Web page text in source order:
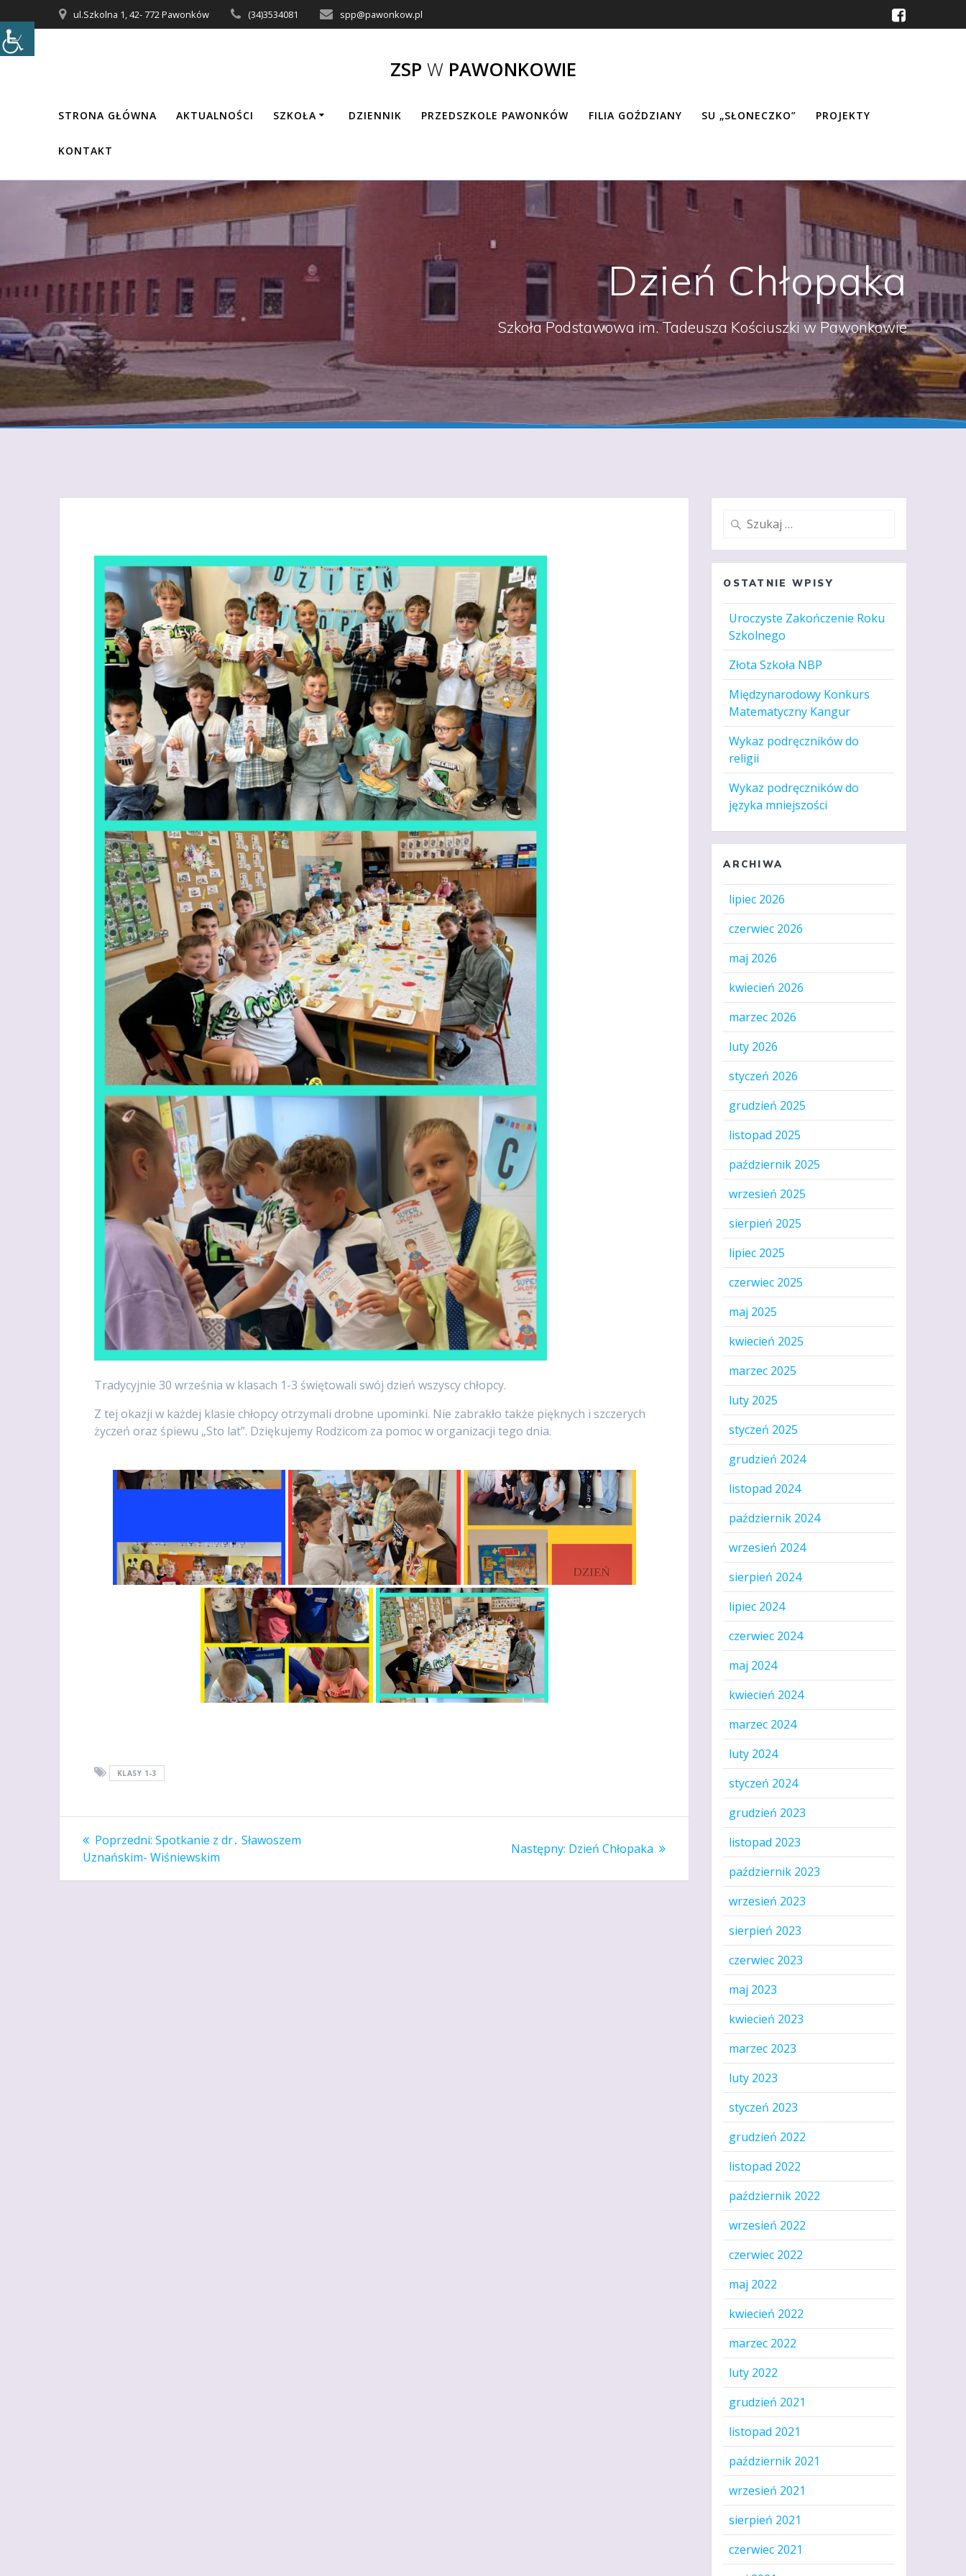
do
treści
ul.Szkolna 1, 42- 772 Pawonków (34)3534081 spp@pawonkow.pl
ZSP W PAWONKOWIE
STRONA GŁÓWNA AKTUALNOŚCI SZKOŁA DZIENNIK PRZEDSZKOLE PAWONKÓW FILIA GOŹDZIANY SU „SŁONECZKO” PROJEKTY
KONTAKT
Dzień Chłopaka
Szkoła Podstawowa im. Tadeusza Kościuszki w Pawonkowie
Tradycyjnie 30 września w klasach 1-3 świętowali swój dzień wszyscy chłopcy.
Ztej okazji w każdej klasie chłopcy otrzymali drobne upominki. Nie zabrakło także pięknych i szczerych
życzeń oraz śpiewu „Sto lat”. Dziękujemy Rodzicom za pomoc w organizacji tego dnia.
KLASY 1-3
Nawigacja
wpisu
Poprzedni: Poprzedni
wpis:
Spotkanie z dr․ Sławoszem
Uznańskim- Wiśniewskim
Następny: Następny
Dzień Chłopaka
Szukaj:
OSTATNIE WPISY
Uroczyste Zakończenie Roku
Szkolnego
Złota Szkoła NBP
Międzynarodowy Konkurs
Matematyczny Kangur
Wykaz podręczników do
religii
Wykaz podręczników do
języka mniejszości
ARCHIWA
lipiec 2026
czerwiec 2026
maj 2026
kwiecień 2026
marzec 2026
luty 2026
styczeń 2026
grudzień 2025
listopad 2025
październik 2025
wrzesień 2025
sierpień 2025
lipiec 2025
czerwiec 2025
maj 2025
kwiecień 2025
marzec 2025
luty 2025
styczeń 2025
grudzień 2024
listopad 2024
październik 2024
wrzesień 2024
sierpień 2024
lipiec 2024
czerwiec 2024
maj 2024
kwiecień 2024
marzec 2024
luty 2024
styczeń 2024
grudzień 2023
listopad 2023
październik 2023
wrzesień 2023
sierpień 2023
czerwiec 2023
maj 2023
kwiecień 2023
marzec 2023
luty 2023
styczeń 2023
grudzień 2022
listopad 2022
październik 2022
wrzesień 2022
czerwiec 2022
maj 2022
kwiecień 2022
marzec 2022
luty 2022
grudzień 2021
listopad 2021
październik 2021
wrzesień 2021
sierpień 2021
czerwiec 2021